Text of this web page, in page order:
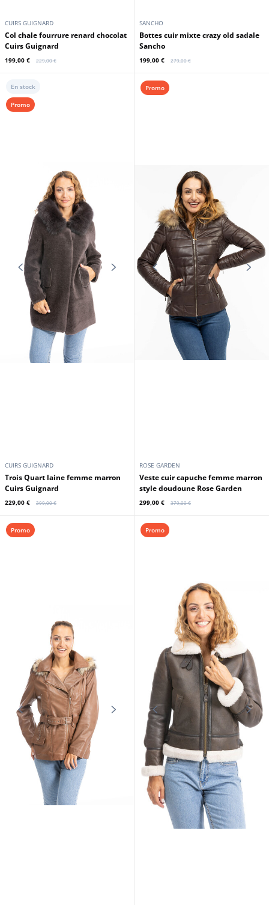
CUIRS GUIGNARD
Col chale fourrure renard chocolat
Cuirs Guignard
199,00 € 229,00 €
SANCHO
Bottes cuir mixte crazy old sadale
Sancho
199,00 € 279,00 €
CUIRS GUIGNARD
Trois Quart laine femme marron
Cuirs Guignard
229,00 € 399,00 €
En stock
Promo
ROSE GARDEN
Veste cuir capuche femme marron
style doudoune Rose Garden
299,00 € 379,00 €
Promo
Promo Promo